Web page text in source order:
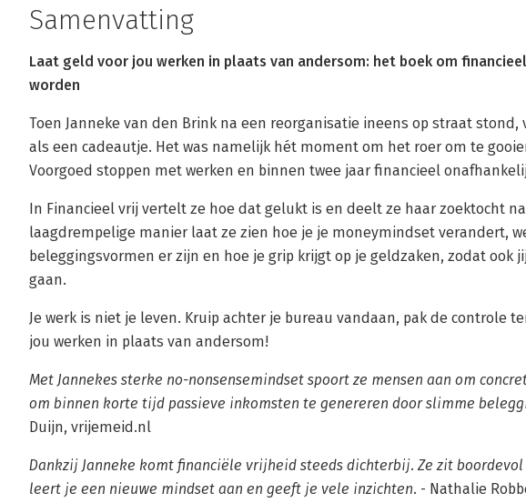
Samenvatting
Laat geld voor jou werken in plaats van andersom: het boek om
worden
Toen Janneke van den Brink na een reorganisatie ineens op straat
als een cadeautje. Het was namelijk hét moment om het roer om te
Voorgoed stoppen met werken en binnen twee jaar financieel
In Financieel vrij vertelt ze hoe dat gelukt is en deelt ze haar zoektocht
laagdrempelige manier laat ze zien hoe je je moneymindset verandert,
beleggingsvormen er zijn en hoe je grip krijgt op je geldzaken, zodat ook
gaan.
Je werk is niet je leven. Kruip achter je bureau vandaan, pak de controle
jou werken in plaats van andersom!
Met Jannekes sterke no-nonsensemindset spoort ze mensen aan om
om binnen korte tijd passieve inkomsten te genereren door slimme
Duijn, vrijemeid.nl
Dankzij Janneke komt financiële vrijheid steeds dichterbij. Ze zit
leert je een nieuwe mindset aan en geeft je vele inzichten. - Nathalie